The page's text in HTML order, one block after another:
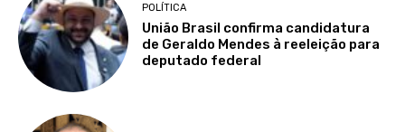
POLÍTICA
União Brasil confirma candidatura
de Geraldo Mendes à reeleição para
deputado federal